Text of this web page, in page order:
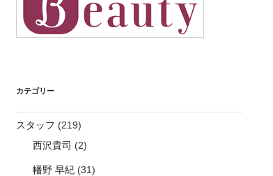
カテゴリー
スタッフ (219)
西沢貴司 (2)
幡野 早紀(31)